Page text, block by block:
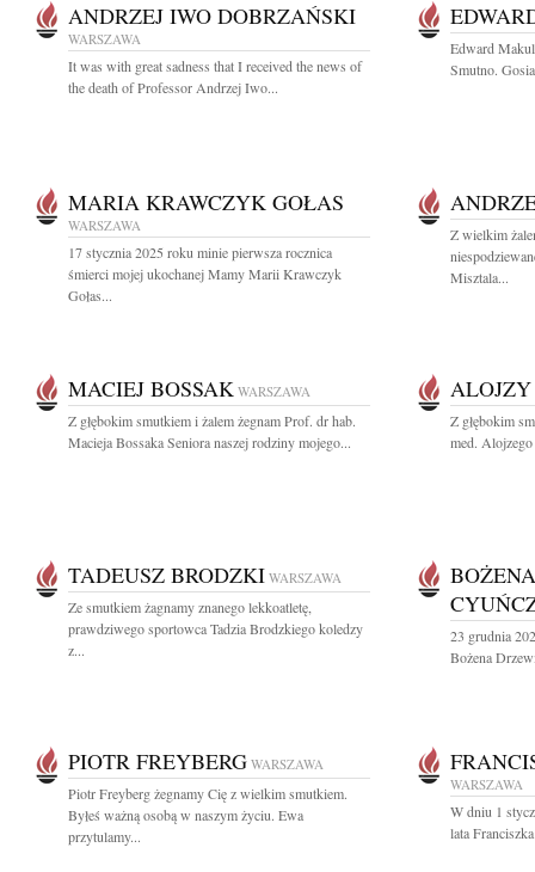
ANDRZEJ IWO DOBRZAŃSKI
WARSZAWA
It was with great sadness that I received the news of
the death of Professor Andrzej Iwo...
Edward
Smutno. Gosia
MARIA KRAWCZYK GOŁAS
WARSZAWA
17 stycznia 2025 roku minie pierwsza rocznica
śmierci mojej ukochanej Mamy Marii Krawczyk
Gołas...
Z wielkim
Misztala...
MACIEJ BOSSAK WARSZAWA
Z głębokim smutkiem i żalem żegnam Prof. dr hab.
Macieja Bossaka Seniora naszej rodziny mojego...
Z głębokim
med.
TADEUSZ BRODZKI WARSZAWA
Ze smutkiem żagnamy znanego lekkoatletę,
prawdziwego sportowca Tadzia Brodzkiego koledzy
z...
23 grudnia
Bożena
PIOTR FREYBERG WARSZAWA
Piotr Freyberg żegnamy Cię z wielkim smutkiem.
Byłeś ważną osobą w naszym życiu. Ewa
przytulamy...
WARSZAWA
W dniu 1
lata